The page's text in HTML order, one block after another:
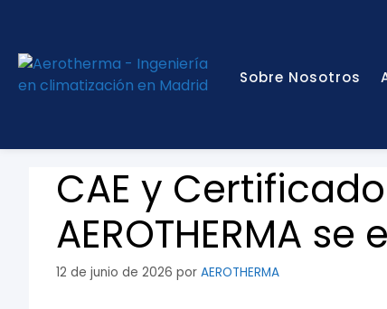
Sobre Nosotros
CAE y
AEROTHERMA
12 de junio de 2026 por AEROTHERMA